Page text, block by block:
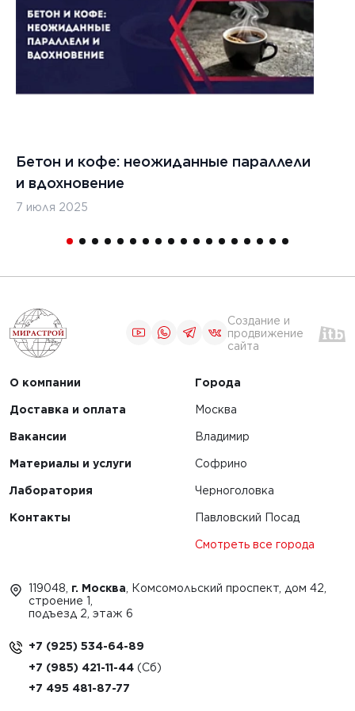
цементобетона
Бетон и кофе: неожиданные параллели
и вдохновение
7 июля 2025
Создание и
продвижение
сайта
О компании
Доставка и оплата
Вакансии
Материалы и услуги
Лаборатория
Контакты
Города
Москва
Владимир
Софрино
Черноголовка
Павловский Посад
Смотреть все города
119048, г. Москва , Комсомольский проспект, дом 42,
строение 1,
подъезд 2, этаж 6
+7 (925) 534-64-89
+7 (985) 421-11-44
+7 495 481-87-77